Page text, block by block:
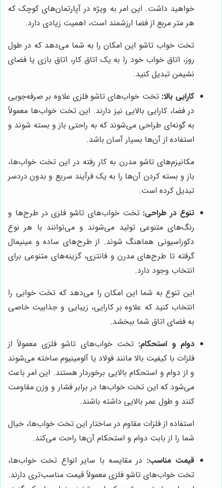
خواهید داشت. این امر به ویژه در آپارتمان‌های کوچک که
هر متر مربع از فضا ارزشمند است، اهمیت زیادی دارد.
تخت خواب تاشو این امکان را به شما می‌دهد که در طول
روز، اتاق خواب خود را به یک اتاق کار، اتاق بازی یا فضای
نشیمن تبدیل کنید.
کارایی بالا: تخت خواب‌های تاشو فلزی علاوه بر صرفه‌جویی
در فضا، کارایی بالایی نیز دارند. این تخت خواب‌ها معمولاً
به گونه‌ای طراحی می‌شوند که به راحتی باز و بسته شوند و
استفاده از آن‌ها بسیار آسان باشد.
مکانیزم‌های تاشو مدرن به کار رفته در این تخت خواب‌ها،
باز و بسته کردن آن‌ها را به یک فرآیند سریع و بدون دردسر
تبدیل کرده است.
تنوع در طراحی: تخت خواب‌های تاشو فلزی در طرح‌ها و
رنگ‌های متنوعی تولید می‌شوند و می‌توانند با هر نوع
دکوراسیونی هماهنگ شوند. از طرح‌های ساده و مینیمال
گرفته تا طرح‌های مدرن و فانتزی، گزینه‌های متنوعی برای
انتخاب وجود دارد.
این تنوع به شما این امکان را می‌دهد که تخت خوابی را
انتخاب کنید که علاوه بر کارایی، زیبایی و جذابیت خاصی
به فضای اتاق شما ببخشد.
دوام و استحکام: تخت خواب‌های تاشو فلزی معمولاً از
فلزات با کیفیت بالا مانند فولاد یا آلومینیوم ساخته می‌شوند
و از دوام و استحکام بالایی برخوردار هستند. این امر باعث
می‌شود که این تخت خواب‌ها در برابر فشار و وزن مقاومت
کنند و طول عمر بالایی داشته باشند.
استفاده از فلزات مقاوم در ساختار این تخت خواب‌ها، خیال
شما را از بابت دوام و استحکام آن‌ها راحت می‌کند.
قیمت مناسب: در مقایسه با سایر انواع تخت خواب‌ها،
تخت خواب‌های تاشو فلزی معمولاً قیمت مناسب‌تری دارند.